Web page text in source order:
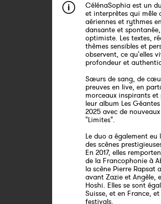
CélénaSophia est un
et interprètes qui mêle
aériennes et rythmes
dansante et
optimiste. Les textes,
thèmes sensibles et
observent, ce qu'elles
profondeur et
Sœurs de sang, de
preuves en live, en
morceaux inspirants et
leur album Les
2025 avec de
"Limites".
Le duo a également
des scènes
En 2017, elles
de la Francophonie à
la scène Pierre Rapsat
avant Zazie et Angèle,
Hoshi. Elles se sont
Suisse, et en France,
festivals.